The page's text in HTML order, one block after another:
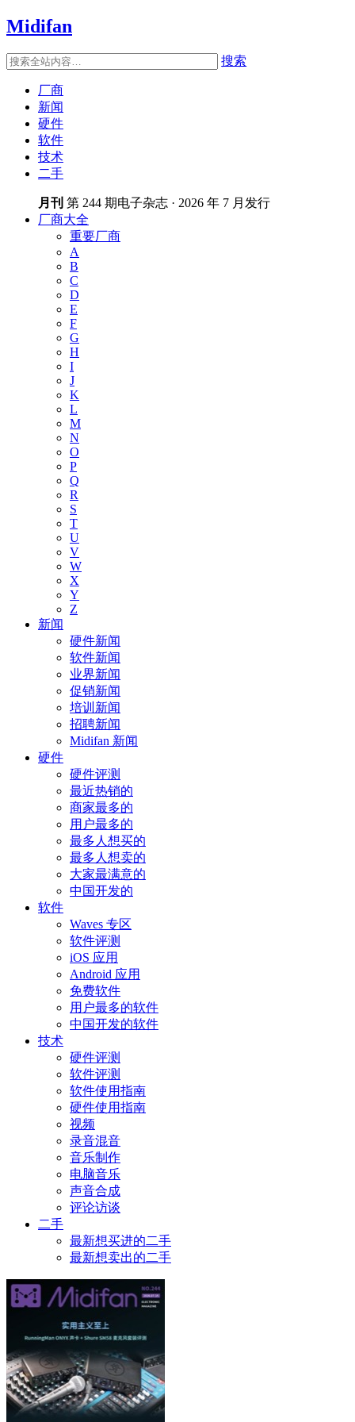
Midifan
搜索
厂商
新闻
硬件
软件
技术
二手
月刊 第 244 期电子杂志 · 2026 年 7 月发行
厂商大全
重要厂商
A
B
C
D
E
F
G
H
I
J
K
L
M
N
O
P
Q
R
S
T
U
V
W
X
Y
Z
新闻
硬件新闻
软件新闻
业界新闻
促销新闻
培训新闻
招聘新闻
Midifan 新闻
硬件
硬件评测
最近热销的
商家最多的
用户最多的
最多人想买的
最多人想卖的
大家最满意的
中国开发的
软件
Waves 专区
软件评测
iOS 应用
Android 应用
免费软件
用户最多的软件
中国开发的软件
技术
硬件评测
软件评测
软件使用指南
硬件使用指南
视频
录音混音
音乐制作
电脑音乐
声音合成
评论访谈
二手
最新想买进的二手
最新想卖出的二手